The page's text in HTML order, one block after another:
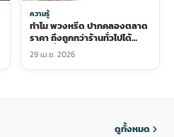
ความรู้
ทำไม พวงหรีด ปากคลองตลาด
ราคา ถึงถูกกว่าร้านทั่วไปได้
ขนาดนี้
29 เม.ย. 2026
ดูทั้งหมด